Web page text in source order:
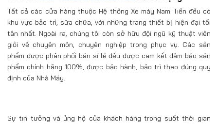
Tất cả các cửa hàng thuộc Hệ thống Xe máy Nam Tiến đều có
khu vực bảo trì, sữa chữa, với những trang thiết bị hiện đại tối
tân nhất. Ngoài ra, chúng tôi còn sở hữu đội ngũ kỹ thuật viên
giỏi về chuyên môn, chuyên nghiệp trong phục vụ. Các sản
phẩm được phân phối bán sỉ lẻ đều được cam kết đảm bảo sản
phẩm chính hãng 100%, được bảo hành, bảo trì theo đúng quy
định của Nhà Máy.
Sự tin tưởng và ủng hộ của khách hàng trong suốt thời gian